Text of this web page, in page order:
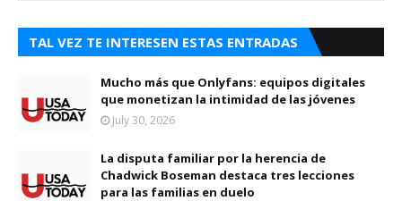
TAL VEZ TE INTERESEN ESTAS ENTRADAS
Mucho más que Onlyfans: equipos digitales
que monetizan la intimidad de las jóvenes
July 30, 2026
La disputa familiar por la herencia de
Chadwick Boseman destaca tres lecciones
para las familias en duelo